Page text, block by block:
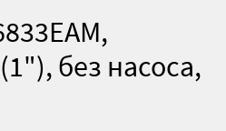
без насоса,